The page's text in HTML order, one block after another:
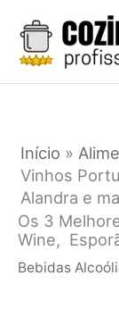
para
conteúdo
Início »
Vinhos
Alandra e
Os 3
Wine,
Bebidas